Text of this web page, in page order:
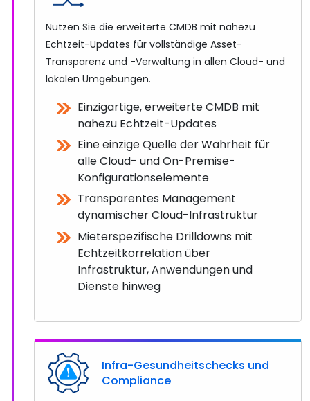
Nutzen Sie die erweiterte CMDB mit nahezu
Echtzeit-Updates für vollständige Asset-
Transparenz und -Verwaltung in allen Cloud- und
lokalen Umgebungen.
Einzigartige, erweiterte CMDB mit
nahezu Echtzeit-Updates
Eine einzige Quelle der Wahrheit für
alle Cloud- und On-Premise-
Konfigurationselemente
Transparentes Management
dynamischer Cloud-Infrastruktur
Mieterspezifische Drilldowns mit
Echtzeitkorrelation über
Infrastruktur, Anwendungen und
Dienste hinweg
Infra-Gesundheitschecks und
Compliance